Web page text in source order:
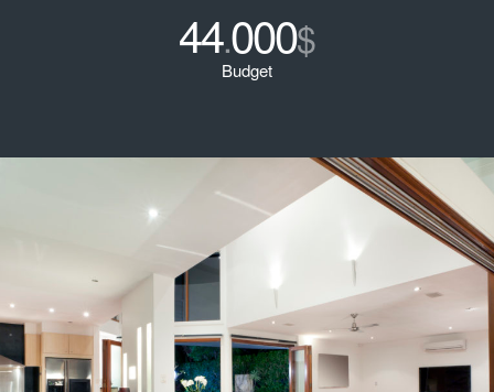
44.000$
Budget